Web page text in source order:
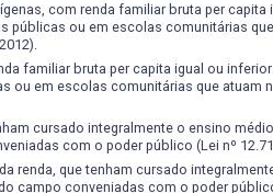
com renda familiar bruta per
públicas ou em escolas comunitárias
familiar bruta per capita igual ou
ou em escolas comunitárias que atuam
cursado integralmente o ensino
com o poder público (Lei nº
renda, que tenham cursado
campo conveniadas com o poder